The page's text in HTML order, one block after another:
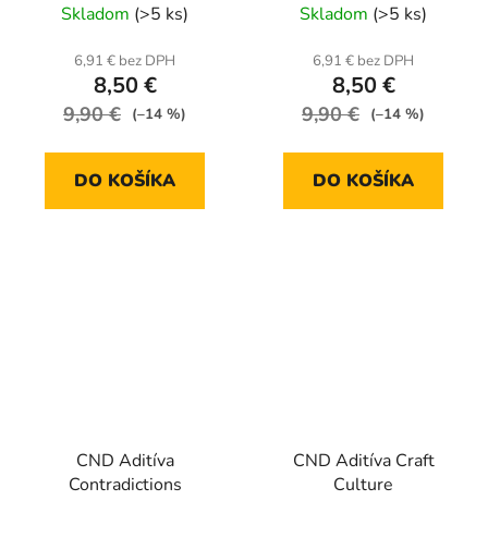
Skladom (>5 ks)
6,91 € bez DPH
8,50 €
9,90 € (–14 %)
DO KOŠÍKA
Skladom (>5 ks)
6,91 € bez DPH
8,50 €
9,90 € (–14 %)
DO KOŠÍKA
CND Aditíva
Contradictions
CND Aditíva Craft
Culture